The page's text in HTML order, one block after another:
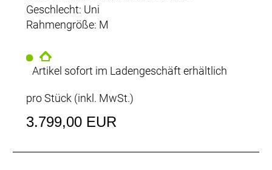
Geschlecht: Uni
Rahmengröße: M
Artikel sofort im Ladengeschäft erhältlich
pro Stück (inkl. MwSt.)
3.799,00 EUR